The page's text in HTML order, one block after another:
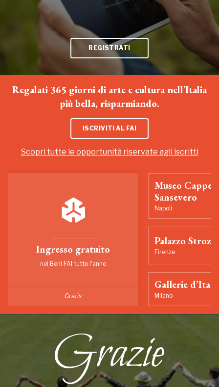
REGISTRATI
Regalati 365 giorni di arte e cultura nell'Italia
più bella, risparmiando.
ISCRIVITI AL FAI
Scopri tutte le opportunità riservate agli iscritti
Ingresso gratuito
nei Beni FAI tutto l'anno
Gratis
Museo
Sansevero
Napoli
Palazzo Strozzi
Firenze
Gallerie
Milano